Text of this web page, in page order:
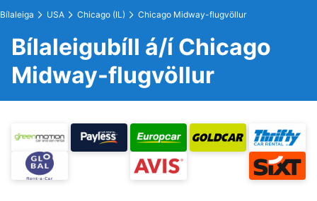
Bílaleiga USA Chicago (IL) Chicago Midway-flugvöllur
Bílaleigubíll á/í Chicago
Midway-flugvöllur